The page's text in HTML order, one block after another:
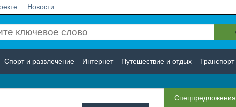
Новости
Спорт и развлечение Интернет Путешествие и отдых Транспорт
Спецпредложения